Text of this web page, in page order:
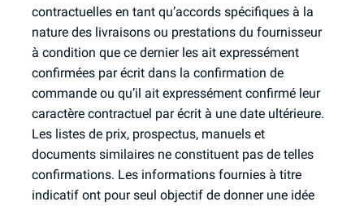
contractuelles en tant qu’accords spécifiques à la
nature des livraisons ou prestations du fournisseur
à condition que ce dernier les ait expressément
confirmées par écrit dans la confirmation de
commande ou qu’il ait expressément confirmé leur
caractère contractuel par écrit à une date ultérieure.
Les listes de prix, prospectus, manuels et
documents similaires ne constituent pas de telles
confirmations. Les informations fournies à titre
indicatif ont pour seul objectif de donner une idée